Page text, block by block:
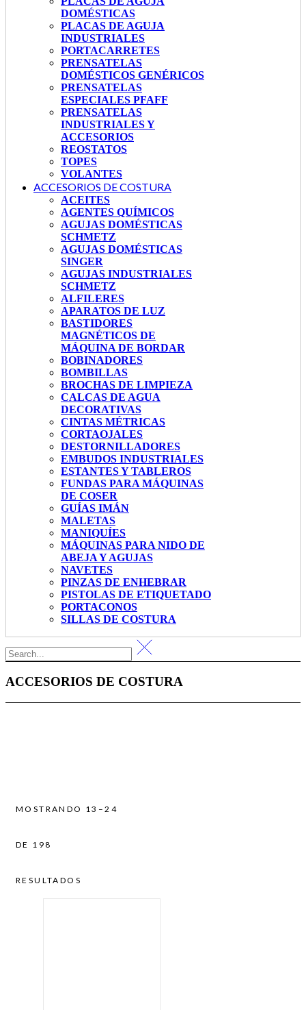
DOMÉSTICAS
PLACAS DE AGUJA
INDUSTRIALES
PORTACARRETES
PRENSATELAS
DOMÉSTICOS GENÉRICOS
PRENSATELAS
ESPECIALES PFAFF
PRENSATELAS
INDUSTRIALES Y
ACCESORIOS
REOSTATOS
TOPES
VOLANTES
ACCESORIOS DE COSTURA
ACEITES
AGENTES QUÍMICOS
AGUJAS DOMÉSTICAS
SCHMETZ
AGUJAS DOMÉSTICAS
SINGER
AGUJAS INDUSTRIALES
SCHMETZ
ALFILERES
APARATOS DE LUZ
BASTIDORES
MAGNÉTICOS DE
MÁQUINA DE BORDAR
BOBINADORES
BOMBILLAS
BROCHAS DE LIMPIEZA
CALCAS DE AGUA
DECORATIVAS
CINTAS MÉTRICAS
CORTAOJALES
DESTORNILLADORES
EMBUDOS INDUSTRIALES
ESTANTES Y TABLEROS
FUNDAS PARA MÁQUINAS
DE COSER
GUÍAS IMÁN
MALETAS
MANIQUÍES
MÁQUINAS PARA NIDO DE
ABEJA Y AGUJAS
NAVETES
PINZAS DE ENHEBRAR
PISTOLAS DE ETIQUETADO
PORTACONOS
SILLAS DE COSTURA
ACCESORIOS DE COSTURA
MOSTRANDO 13–24
DE 198
RESULTADOS